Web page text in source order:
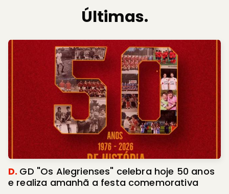
Últimas.
D. GD "Os Alegrienses" celebra hoje 50 anos
e realiza amanhã a festa comemorativa